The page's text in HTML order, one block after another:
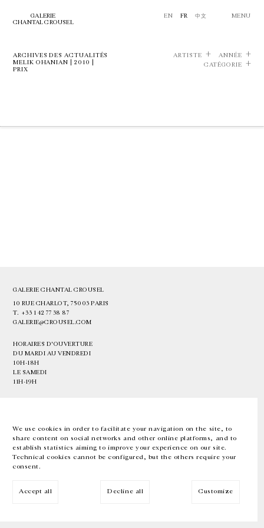
We use cookies in order to facilitate your navigation on the site, to
share content on social networks and other online platforms, and to
establish statistics aiming to improve your experience on our site.
Technical cookies cannot be configured, but the others require your
consent.
Accept all Decline all Customize
GALERIE
CHANTAL CROUSEL
EN FR 中文 MENU
ARCHIVES DES ACTUALITÉS
MELIK OHANIAN | 2010 |
PRIX
ARTISTE
ANNÉE
CATÉGORIE
GALERIE CHANTAL CROUSEL
10 RUE CHARLOT, 75003 PARIS
T. +33 1 42 77 38 87
GALERIE@CROUSEL.COM
HORAIRES D'OUVERTURE
DU MARDI AU VENDREDI
10H-18H
LE SAMEDI
11H-19H
EN FR 中文 Facebook Instagram
Inscrivez-vous à notre newsletter